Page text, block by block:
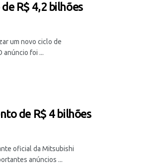
R$ 4,2 bilhões
um novo ciclo de
anúncio foi ...
de R$ 4 bilhões
oficial da Mitsubishi
anúncios ...